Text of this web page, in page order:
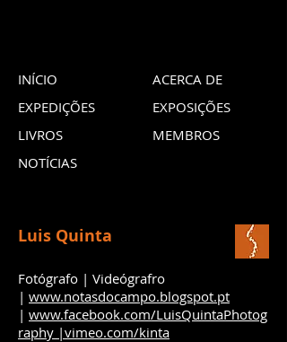
INÍCIO
EXPEDIÇÕES
LIVROS
ACERCA DE
EXPOSIÇÕES
MEMBROS
NOTÍCIAS
Luis Quinta
Fotógrafo | Videógrafro
| www.notasdocampo.blogspot.pt
| www.facebook.com/LuisQuintaPhotog
raphy |vimeo.com/kinta